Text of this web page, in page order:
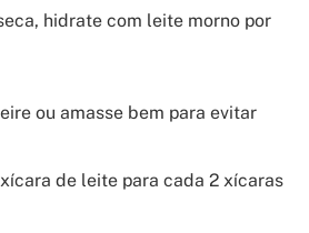
hidrate com leite morno por
ou amasse bem para evitar
xícara de leite para cada 2 xícaras